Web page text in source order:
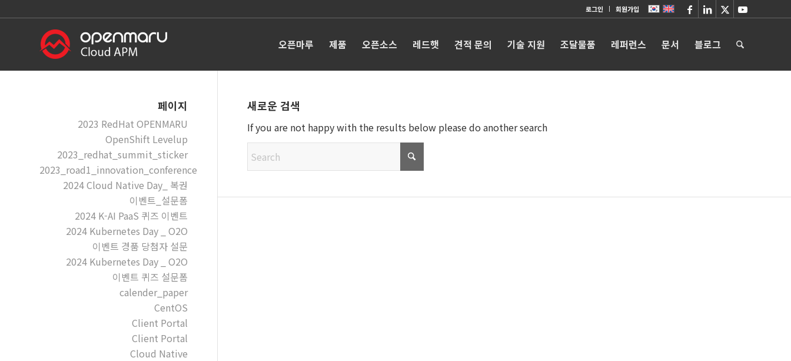
로그인 회원가입
오픈마루 제품 오픈소스 레드햇 견적 문의 기술 지원 조달물품 레퍼런스 문서 블로그
새로운 검색
If you are not happy with the results below please do another search
페이지
2023 RedHat OPENMARU
OpenShift Levelup
2023_redhat_summit_sticker
2023_road1_innovation_conference
2024 Cloud Native Day_ 복권
이벤트_설문폼
2024 K-AI PaaS 퀴즈 이벤트
2024 Kubernetes Day _ O2O
이벤트 경품 당첨자 설문
2024 Kubernetes Day _ O2O
이벤트 퀴즈 설문폼
calender_paper
CentOS
Client Portal
Client Portal
Cloud Native